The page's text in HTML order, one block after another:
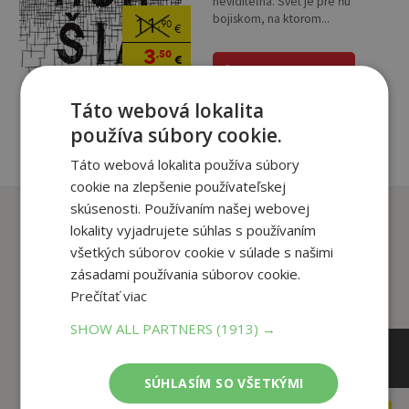
11,90€
3,50€
bojiskom, na ktorom...
Zákazníci, ktorí si kúpili
tento titul si tiež kúpili
Táto webová lokalita
používa súbory cookie.
Táto webová lokalita používa súbory
cookie na zlepšenie používateľskej
skúsenosti. Používaním našej webovej
lokality vyjadrujete súhlas s používaním
všetkých súborov cookie v súlade s našimi
zásadami používania súborov cookie.
Prečítať viac
SHOW ALL PARTNERS(1913) →
SÚHLASÍM SO VŠETKÝMI